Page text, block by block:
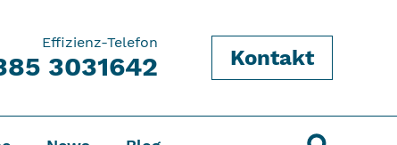
Effizienz-Telefon
3031642 Kontakt